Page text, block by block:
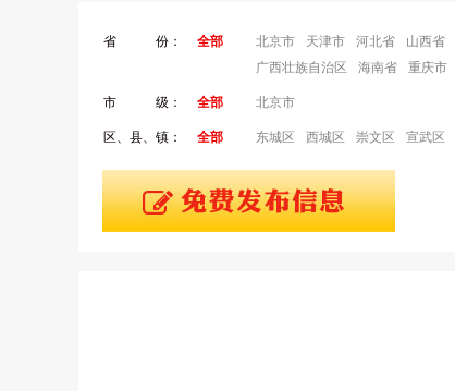
省 份： 全部 北京市 天津市 河北省 山西省
广西壮族自治区
海南省 重庆市
市 级： 全部 北京市
区、县、镇： 全部 东城区 西城区 崇文区 宣武区